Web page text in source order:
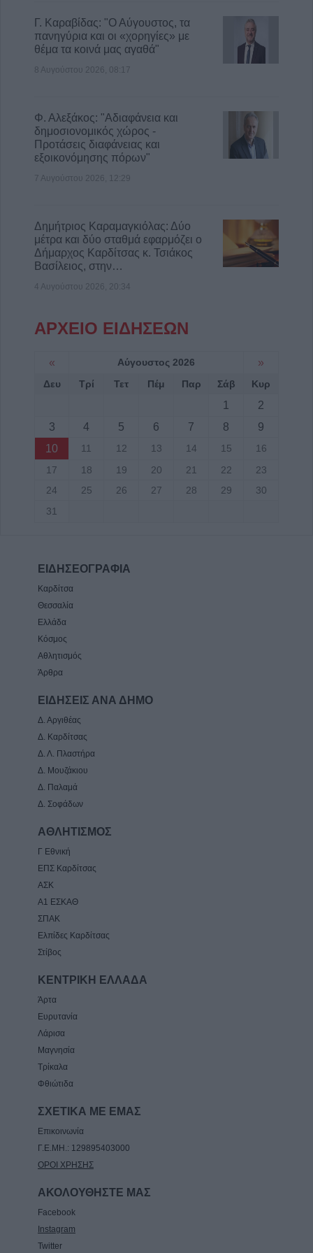
Γ. Καραβίδας: "Ο Αύγουστος, τα
πανηγύρια και οι «χορηγίες» με
θέμα τα κοινά μας αγαθά"
8 Αυγούστου 2026, 08:17
Φ. Αλεξάκος: "Αδιαφάνεια και
δημοσιονομικός χώρος -
Προτάσεις διαφάνειας και
εξοικονόμησης πόρων"
7 Αυγούστου 2026, 12:29
Δημήτριος Καραμαγκιόλας: Δύο
μέτρα και δύο σταθμά εφαρμόζει ο
Δήμαρχος Καρδίτσας κ. Τσιάκος
Βασίλειος, στην…
4 Αυγούστου 2026, 20:34
ΑΡΧΕΙΟ ΕΙΔΗΣΕΩΝ
« Αύγουστος 2026 »
Δευ Τρί Τετ Πέμ Παρ Σάβ Κυρ
1
2
3
4 5 6 7 8
9
10
11 12 13 14 15
16
17
18 19 20 21 22
23
24
25 26 27 28 29
30
31
ΕΙΔΗΣΕΟΓΡΑΦΙΑ
Καρδίτσα
Θεσσαλία
Ελλάδα
Κόσμος
Αθλητισμός
Άρθρα
ΕΙΔΗΣΕΙΣ ΑΝΑ ΔΗΜΟ
Δ. Αργιθέας
Δ. Καρδίτσας
Δ. Λ. Πλαστήρα
Δ. Μουζάκιου
Δ. Παλαμά
Δ. Σοφάδων
ΑΘΛΗΤΙΣΜΟΣ
Γ Εθνική
ΕΠΣ Καρδίτσας
ΑΣΚ
Α1 ΕΣΚΑΘ
ΣΠΑΚ
Ελπίδες Καρδίτσας
Στίβος
ΚΕΝΤΡΙΚΗ ΕΛΛΑΔΑ
Άρτα
Ευρυτανία
Λάρισα
Μαγνησία
Τρίκαλα
Φθιώτιδα
ΣΧΕΤΙΚΑ ΜΕ ΕΜΑΣ
Επικοινωνία
Γ.Ε.ΜΗ.: 129895403000
ΟΡΟΙ ΧΡΗΣΗΣ
ΑΚΟΛΟΥΘΗΣΤΕ ΜΑΣ
Facebook
Instagram
Twitter